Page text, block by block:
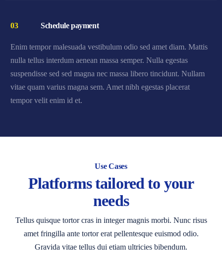
03 Schedule payment
Enim tempor malesuada vestibulum odio sed amet diam. Mattis
nulla tellus interdum aenean massa semper. Nulla egestas
suspendisse sed sed magna nec massa libero tincidunt. Nullam
vitae quam varius magna sem. Amet nibh egestas placerat
tempor velit enim id et.
Use Cases
Platforms tailored to your
needs
Tellus quisque tortor cras in integer magnis morbi. Nunc risus
amet fringilla ante tortor erat pellentesque euismod odio.
Gravida vitae tellus dui etiam ultricies bibendum.